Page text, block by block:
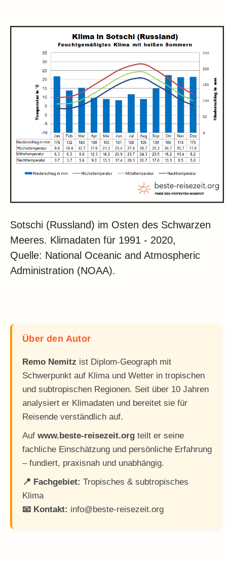
Sotschi (Russland) im Osten des Schwarzen
Meeres. Klimadaten für 1991 - 2020,
Quelle: National Oceanic and Atmospheric
Administration (NOAA).
Über den Autor
Remo Nemitz ist Diplom-Geograph mit
Schwerpunkt auf Klima und Wetter in tropischen
und subtropischen Regionen. Seit über 10 Jahren
analysiert er Klimadaten und bereitet sie für
Reisende verständlich auf.
Auf www.beste-reisezeit.org teilt er seine
fachliche Einschätzung und persönliche Erfahrung
– fundiert, praxisnah und unabhängig.
📍 Fachgebiet: Tropisches & subtropisches
Klima
📧 Kontakt: info@beste-reisezeit.org